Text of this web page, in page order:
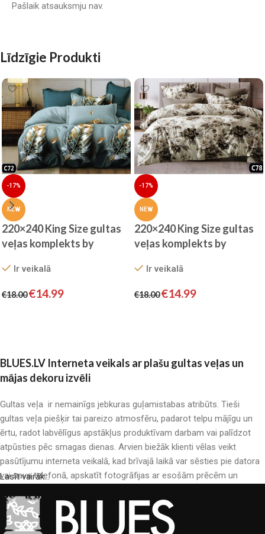
Pašlaik atsauksmju nav.
Līdzīgie Produkti
-17%
NEW
220×240 King Size gultas
veļas komplekts by
satīns, 3. daļas
Ir veikalā
€18.00€14.99
-17%
NEW
220×240 King Size gultas
veļas komplekts by
satīns, 3. daļas
Ir veikalā
€18.00€14.99
BLUES.LV Interneta veikals ar plašu gultas veļas un
mājas dekoru izvēli
Gultas veļa ir nemainīgs jebkuras guļamistabas atribūts. Tieši
gultas veļa piešķir tai pareizo atmosfēru, padarot telpu mājīgu un
ērtu, radot labvēlīgus apstākļus produktīvam darbam vai palīdzot
atpūsties pēc smagas dienas. Arvien biežāk klienti vēlas veikt
pasūtījumu interneta veikalā, kad brīvajā laikā var sēsties pie datora
vai sava telefonā, apskatīt fotogrāfijas ar esošām prēcēm un
veļas katalogs: pieejamas gan kokvilnas, gan kokvilna satīna gultas
veļas.
Lasīt vairāk...